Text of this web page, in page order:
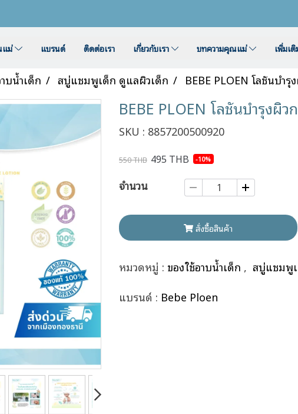
แม่ แบรนด์ ติดต่อเรา เกี่ยวกับเรา บทความคุณแม่ เพิ่มเ
บน้ำเด็ก สบู่แชมพูเด็ก ดูแลผิวเด็ก BEBE PLOEN โลชันบำ
BEBE PLOEN โลชันบำรุงผิ
SKU : 8857200500920
550 THB 495 THB -10%
จำนวน
สั่งซื้อสินค้า
หมวดหมู่ : ของใช้อาบน้ำเด็ก , สบู่แชมพู
แบรนด์ : Bebe Ploen